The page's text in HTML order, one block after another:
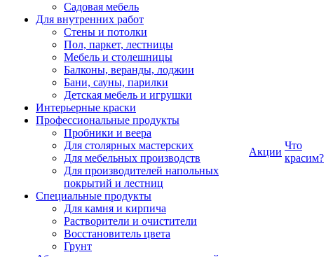
Садовая мебель
Для внутренних работ
Стены и потолки
Пол, паркет, лестницы
Мебель и столешницы
Балконы, веранды, лоджии
Бани, сауны, парилки
Детская мебель и игрушки
Интерьерные краски
Профессиональные продукты
Пробники и веера
Для столярных мастерских
Для мебельных производств
Для производителей напольных
покрытий и лестниц
Специальные продукты
Для камня и кирпича
Растворители и очистители
Восстановитель цвета
Грунт
Акции
Что
красим?